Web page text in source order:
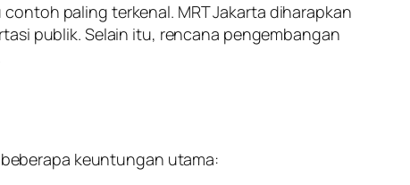
paling terkenal. MRT Jakarta diharapkan
publik. Selain itu, rencana pengembangan
keuntungan utama: